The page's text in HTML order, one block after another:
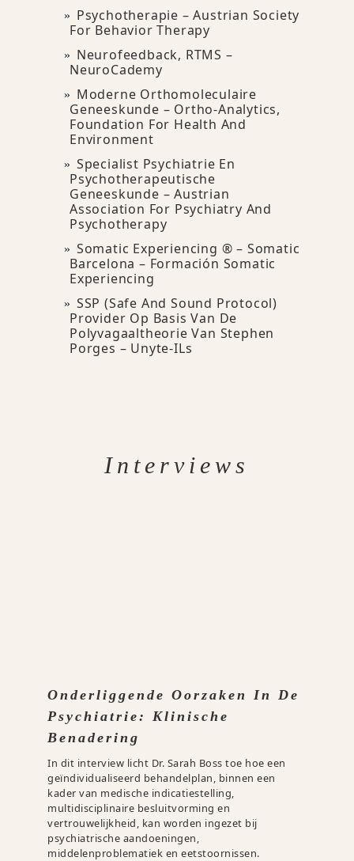
Psychotherapie – Austrian Society
For Behavior Therapy
Neurofeedback, RTMS –
NeuroCademy
Moderne Orthomoleculaire
Geneeskunde – Ortho-Analytics,
Foundation For Health And
Environment
Specialist Psychiatrie En
Psychotherapeutische
Geneeskunde – Austrian
Association For Psychiatry And
Psychotherapy
Somatic Experiencing ® – Somatic
Barcelona – Formación Somatic
Experiencing
SSP (Safe And Sound Protocol)
Provider Op Basis Van De
Polyvagaaltheorie Van Stephen
Porges – Unyte-ILs
Interviews
Onderliggende Oorzaken In De
Psychiatrie: Klinische
Benadering
In dit interview licht Dr. Sarah Boss toe hoe een
geïndividualiseerd behandelplan, binnen een
kader van medische indicatiestelling,
multidisciplinaire besluitvorming en
vertrouwelijkheid, kan worden ingezet bij
psychiatrische aandoeningen,
middelenproblematiek en eetstoornissen.